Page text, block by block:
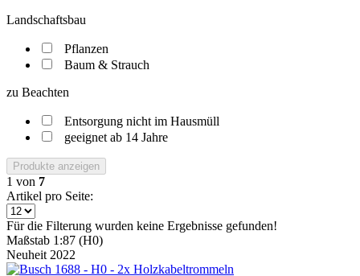
Landschaftsbau
Pflanzen
Baum & Strauch
zu Beachten
Entsorgung nicht im Hausmüll
geeignet ab 14 Jahre
Produkte anzeigen
1 von 7
Artikel pro Seite:
Für die Filterung wurden keine Ergebnisse gefunden!
Maßstab 1:87 (H0)
Neuheit 2022